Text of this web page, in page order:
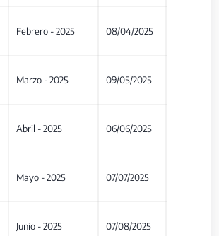
Febrero - 2025 08/04/2025
Marzo - 2025 09/05/2025
Abril - 2025 06/06/2025
Mayo - 2025 07/07/2025
Junio - 2025 07/08/2025